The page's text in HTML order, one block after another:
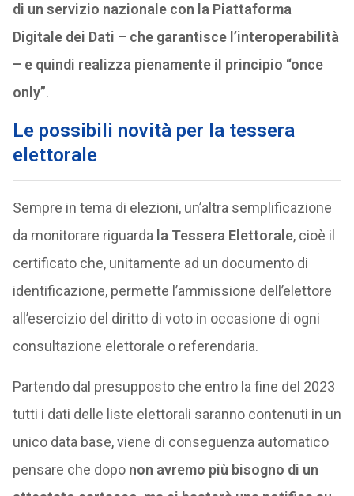
di un servizio nazionale con la Piattaforma
Digitale dei Dati – che garantisce l’interoperabilità
– e quindi realizza pienamente il principio “once
only”.
Le possibili novità per la tessera
elettorale
Sempre in tema di elezioni, un’altra semplificazione
da monitorare riguarda la Tessera Elettorale, cioè il
certificato che, unitamente ad un documento di
identificazione, permette l’ammissione dell’elettore
all’esercizio del diritto di voto in occasione di ogni
consultazione elettorale o referendaria.
Partendo dal presupposto che entro la fine del 2023
tutti i dati delle liste elettorali saranno contenuti in un
unico data base, viene di conseguenza automatico
pensare che dopo non avremo più bisogno di un